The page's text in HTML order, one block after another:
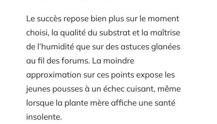
Le succès repose bien plus sur le moment
choisi, la qualité du substrat et la maîtrise
de l’humidité que sur des astuces glanées
au fil des forums. La moindre
approximation sur ces points expose les
jeunes pousses à un échec cuisant, même
lorsque la plante mère affiche une santé
insolente.